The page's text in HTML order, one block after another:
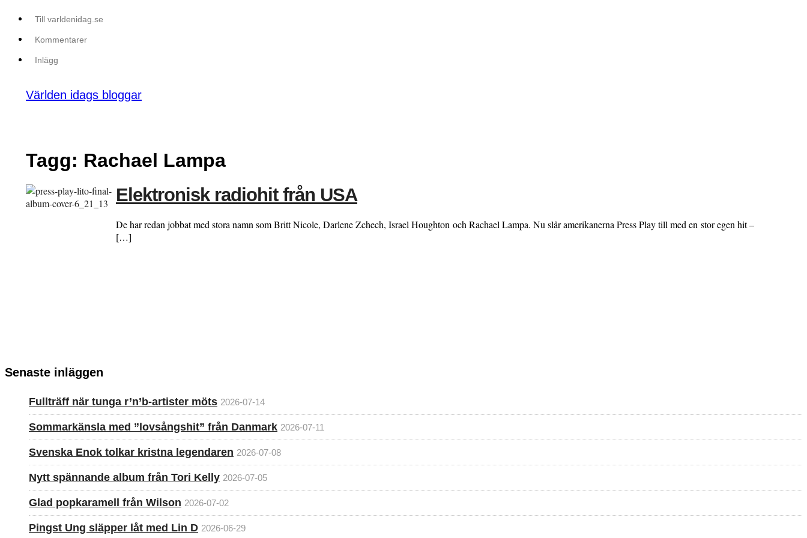
Till varldenidag.se
Kommentarer
Inlägg
Världen idags bloggar
Tagg: Rachael Lampa
Elektronisk radiohit från USA
De har redan jobbat med stora namn som Britt Nicole, Darlene Zchech, Israel Houghton och Rachael Lampa. Nu slår amerikanerna Press Play till med en stor egen hit –
[…]
Senaste inläggen
Fullträff när tunga r’n’b-artister möts 2026-07-14
Sommarkänsla med ”lovsångshit” från Danmark 2026-07-11
Svenska Enok tolkar kristna legendaren 2026-07-08
Nytt spännande album från Tori Kelly 2026-07-05
Glad popkaramell från Wilson 2026-07-02
Pingst Ung släpper låt med Lin D 2026-06-29